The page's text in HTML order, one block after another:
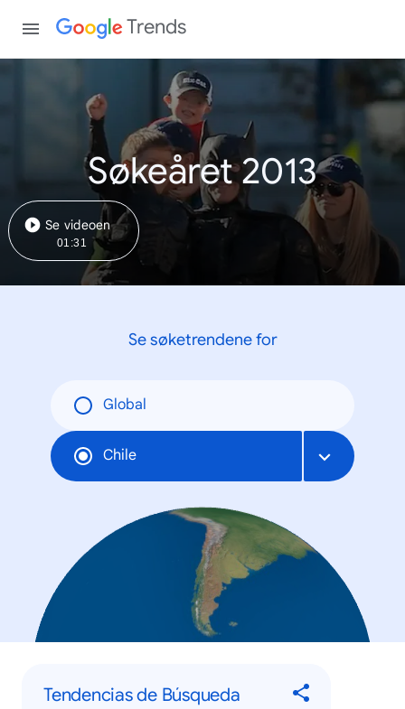
Trends
Søkeåret 2013
Se videoen
01:31
Se søketrendene for
Global
Chile
Tendencias de Búsqueda